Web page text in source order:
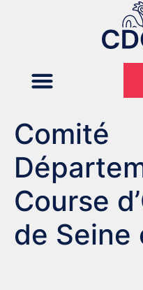
Comité
Course
de Seine